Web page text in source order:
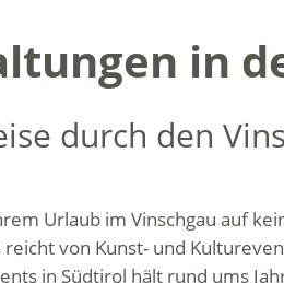
in
durch den
Urlaub im Vinschgau auf
von Kunst- und
in Südtirol hält rund ums